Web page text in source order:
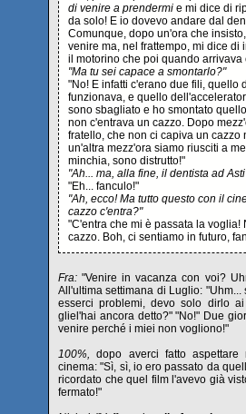
di venire a prendermi e mi dice di
da solo! E io dovevo andare dal
Comunque, dopo un'ora che
venire ma, nel frattempo, mi dice di
il motorino che poi quando arrivava
"Ma tu sei capace a smontarlo?"
"No! E infatti c'erano due fili, quello
funzionava, e quello
sono sbagliato e ho smontato
non c'entrava un cazzo. Dopo
fratello, che non ci capiva un cazzo
un'altra mezz'ora siamo riusciti a
minchia, sono distrutto!"
"Ah... ma, alla fine, il dentista ad
"Eh... fanculo!"
"Ah, ecco! Ma tutto questo con il
cazzo c'entra?"
"C'entra che mi è passata la voglia!
cazzo. Boh, ci sentiamo in futuro,
Fra:"Venire in vacanza con voi?
All'ultima settimana di Luglio:
esserci problemi, devo solo dirlo
gliel'hai ancora detto?" "No!" Due
venire perché i miei non vogliono!"
100%,dopo averci fatto aspettare
cinema: "Sì, sì, io ero passato da
ricordato che quel film l'avevo già
fermato!"